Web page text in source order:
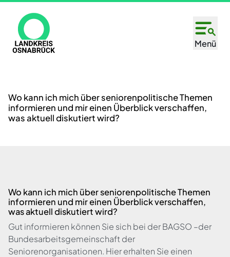
Inhalt
Menü
Wo kann ich mich über seniorenpolitische Themen
informieren und mir einen Überblick verschaffen,
was aktuell diskutiert wird?
Wo kann ich mich über seniorenpolitische Themen
informieren und mir einen Überblick verschaffen,
was aktuell diskutiert wird?
Gut informieren können Sie sich bei der BAGSO –der
Bundesarbeitsgemeinschaft der
Seniorenorganisationen. Hier erhalten Sie einen